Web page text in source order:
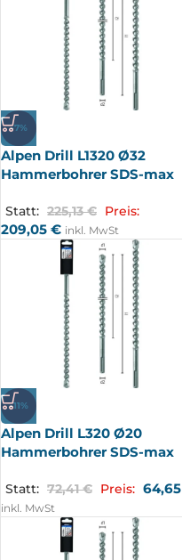
-7%
Alpen Drill L1320 Ø32
Hammerbohrer SDS-max
Statt: 225,13€ Preis:
209,05 € inkl. MwSt
-11%
Alpen Drill L320 Ø20
Hammerbohrer SDS-max
Statt: 72,41€ Preis: 64,65
inkl. MwSt